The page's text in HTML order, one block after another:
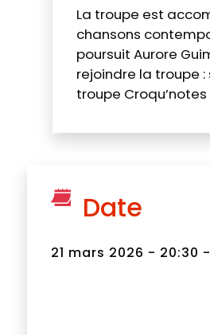
La troupe est
chansons
poursuit Aurore
rejoindre la troupe
troupe Croqu’notes
Date
21 mars 2026 - 20:30